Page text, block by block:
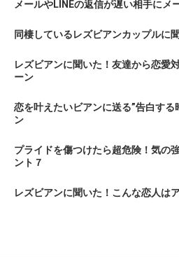
メールやLINEの返信が遅い相手にメ
同棲しているレズビアンカップルに
レズビアンに聞いた！友達から恋愛
ーン
恋を叶えたいビアンに送る”告白す
ン
プライドを傷つけたら超危険！気の
ント７
レズビアンに聞いた！こんな恋人は